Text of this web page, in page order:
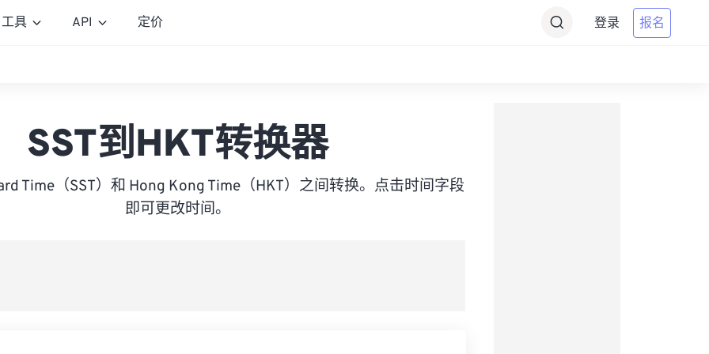
工具 API 定价 登录 报名
SST到HKT转换器
Time（SST）和 Hong Kong Time（HKT）之间转换。点击时间字段
即可更改时间。